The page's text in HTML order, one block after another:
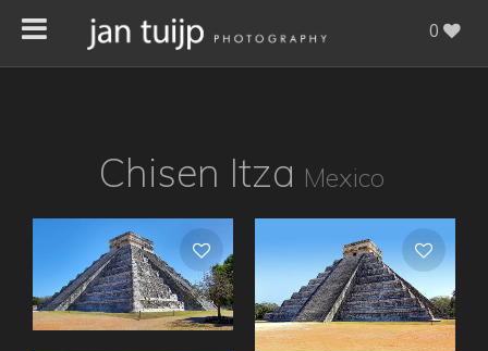
0
Chisen Itza Mexico